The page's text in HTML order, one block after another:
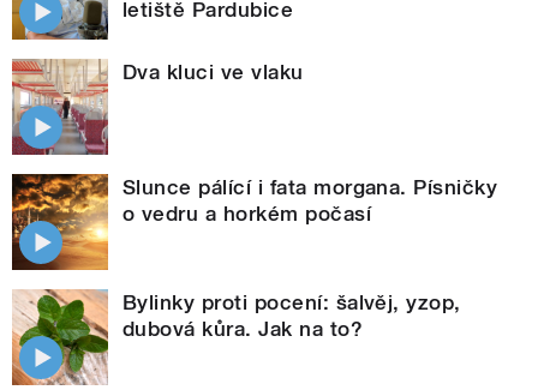
letiště Pardubice
Dva kluci ve vlaku
Slunce pálící i fata morgana. Písničky
o vedru a horkém počasí
Bylinky proti pocení: šalvěj, yzop,
dubová kůra. Jak na to?